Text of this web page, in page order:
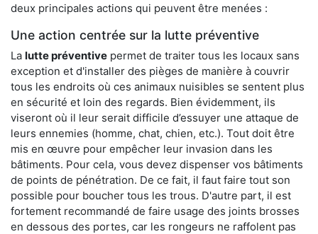
deux principales actions qui peuvent être menées :
Une action centrée sur la lutte préventive
La lutte préventive permet de traiter tous les locaux sans
exception et d'installer des pièges de manière à couvrir
tous les endroits où ces animaux nuisibles se sentent plus
en sécurité et loin des regards. Bien évidemment, ils
viseront où il leur serait difficile d’essuyer une attaque de
leurs ennemies (homme, chat, chien, etc.). Tout doit être
mis en œuvre pour empêcher leur invasion dans les
bâtiments. Pour cela, vous devez dispenser vos bâtiments
de points de pénétration. De ce fait, il faut faire tout son
possible pour boucher tous les trous. D'autre part, il est
fortement recommandé de faire usage des joints brosses
en dessous des portes, car les rongeurs ne raffolent pas